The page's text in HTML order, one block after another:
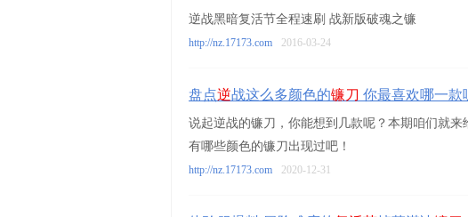
逆战黑暗复活节全程速刷 战新版破魂之镰
http://nz.17173.com 2016-03-24
盘点逆战这么多颜色的镰刀 你最喜欢哪一款
说起逆战的镰刀，你能想到几款呢？本期咱们就
有哪些颜色的镰刀出现过吧！
http://nz.17173.com 2020-12-31